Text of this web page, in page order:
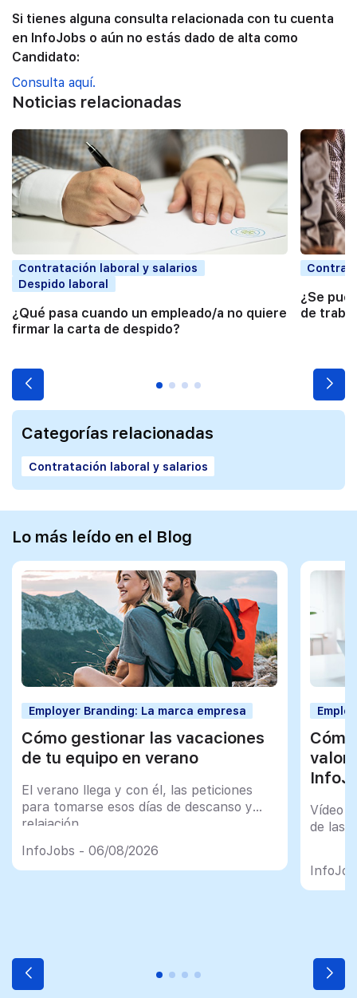
Si tienes alguna consulta relacionada con tu cuenta
en InfoJobs o aún no estás dado de alta como
Candidato:
Consulta aquí.
Noticias relacionadas
Contratación laboral y salarios
Despido laboral
¿Qué pasa cuando un empleado/a no quiere
firmar la carta de despido?
¿Se
de
Categorías relacionadas
Contratación laboral y salarios
Lo más leído en el Blog
Employer Branding: La marca empresa
Cómo gestionar las vacaciones
de tu equipo en verano
El verano llega y con él, las peticiones
para tomarse esos días de descanso y
relajación
InfoJobs - 06/08/2026
Vídeo
de las